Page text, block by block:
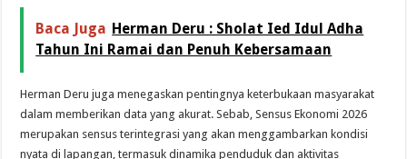
Baca Juga Herman Deru : Sholat Ied Idul Adha
Tahun Ini Ramai dan Penuh Kebersamaan
Herman Deru juga menegaskan pentingnya keterbukaan masyarakat
dalam memberikan data yang akurat. Sebab, Sensus Ekonomi 2026
merupakan sensus terintegrasi yang akan menggambarkan kondisi
nyata di lapangan, termasuk dinamika penduduk dan aktivitas